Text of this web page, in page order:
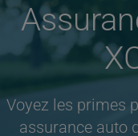
Voyez les primes
assurance auto